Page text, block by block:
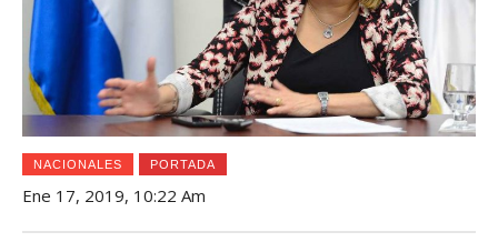
NACIONALES PORTADA
Ene 17, 2019, 10:22 Am